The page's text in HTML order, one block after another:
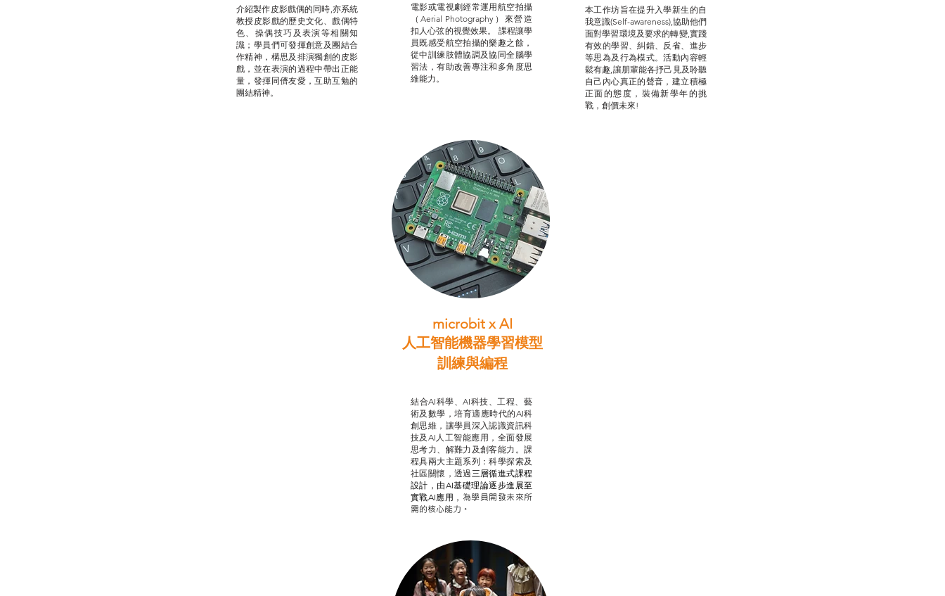
介紹製作皮影戲偶的同時,亦系統
教授皮影戲的歷史文化、戲偶特
色、操偶技巧及表演等相關知
識；學員們可發揮創意及團結合
作精神，構思及排演獨創的皮影
戲，並在表演的過程中帶出正能
量，發揮同儕友愛，互助互勉的
團結精神。
電影或電視劇經常運用航空拍攝
（Aerial Photography）來營造
扣人心弦的視覺效果。 課程讓學
員既感受航空拍攝的樂趣之餘，
從中訓練肢體協調及協同全腦學
習法，有助改善專注和多角度思
維能力。
本工作坊旨在提升入學新生的自
我意識(Self-awareness),協助他們
面對學習環境及要求的轉變,實踐
有效的學習、糾錯、反省、進步
等思為及行為模式。活動內容輕
鬆有趣,讓朋輩能各抒己見及聆聽
自己內心真正的聲音，建立積極
正面的態度，裝備新學年的挑
戰，創價未來!
microbit x AI
人工智能機器學習模型
訓練與編程
結合AI科學、AI科技、工程、藝
術及數學，培育適應時代的AI科
創思維，讓學員深入認識資訊科
技及AI人工智能應用，全面發展
思考力、解難力及創客能力。課
程具兩大主題系列：科學探索及
社區關懷，透過 三層循進式課程
設計， 由AI基礎理論逐步進展至
實戰AI應用， 為學員開發未來所
需的核心能力。